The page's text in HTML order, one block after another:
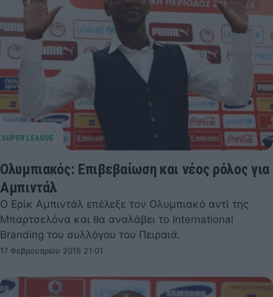
Ολυμπιακός: Επιβεβαίωση και νέος ρόλος για
Αμπιντάλ
Ο Ερίκ Αμπιντάλ επέλεξε τον Ολυμπιακό αντί της
Μπαρτσελόνα και θα αναλάβει το International
Branding του συλλόγου του Πειραιά.
17 Φεβρουαρίου 2015 21:01